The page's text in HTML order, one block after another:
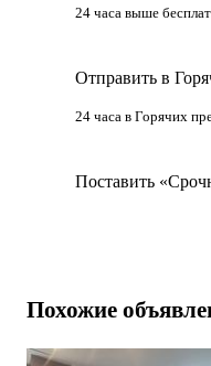
24 часа выше
Отправить в
24 часа в Горячих
Поставить
Похожие